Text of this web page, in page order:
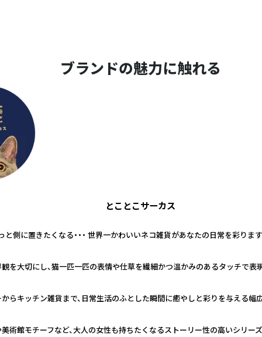
ブランドの魅力に触れる
とことこサーカス
と側に置きたくなる・・・ 世界一かわいいネコ雑貨があなたの日常を彩ります
を大切にし、猫一匹一匹の表情や仕草を繊細かつ温かみのあるタッチで表
らキッチン雑貨まで、日常生活のふとした瞬間に癒やしと彩りを与える幅
術館モチーフなど、大人の女性も持ちたくなるストーリー性の高いシリー